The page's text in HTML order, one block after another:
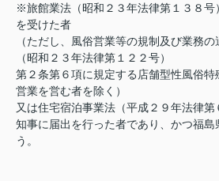
※旅館業法（昭和２３年法律第１３８号
を受けた者
（ただし、風俗営業等の規制及び業務
（昭和２３年法律第１２２号）
第２条第６項に規定する店舗型性風俗
営業を営む者を除く）
又は住宅宿泊事業法（平成２９年法律
知事に届出を行った者であり、かつ福
う。